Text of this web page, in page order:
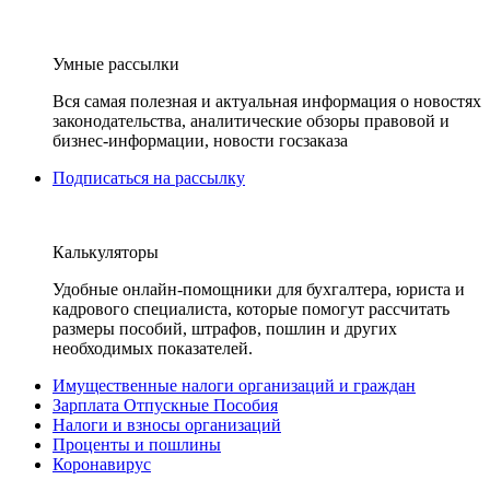
Умные рассылки
Вся самая полезная и актуальная информация о новостях
законодательства, аналитические обзоры правовой и
бизнес-информации, новости госзаказа
Подписаться на рассылку
Калькуляторы
Удобные онлайн-помощники для бухгалтера, юриста и
кадрового специалиста, которые помогут рассчитать
размеры пособий, штрафов, пошлин и других
необходимых показателей.
Имущественные налоги организаций и граждан
Зарплата Отпускные Пособия
Налоги и взносы организаций
Проценты и пошлины
Коронавирус